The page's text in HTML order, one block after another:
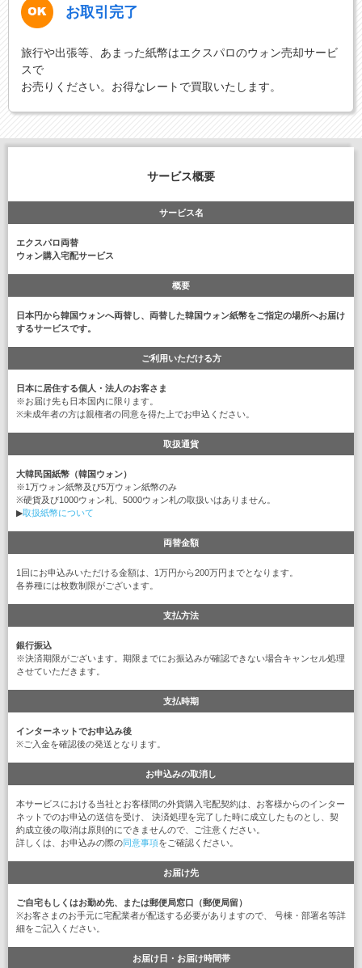
お取引完了
旅行や出張等、あまった紙幣はエクスパロのウォン売却サービ
スで
お売りください。お得なレートで買取いたします。
サービス概要
サービス名
エクスパロ両替
ウォン購入宅配サービス
概要
日本円から韓国ウォンへ両替し、両替した韓国ウォン紙幣をご指定の場所へお届け
するサービスです。
ご利用いただける方
日本に居住する個人・法人のお客さま
※お届け先も日本国内に限ります。
※未成年者の方は親権者の同意を得た上でお申込ください。
取扱通貨
大韓民国紙幣（韓国ウォン）
※1万ウォン紙幣及び5万ウォン紙幣のみ
※硬貨及び1000ウォン札、5000ウォン札の取扱いはありません。
▶取扱紙幣について
両替金額
1回にお申込みいただける金額は、1万円から200万円までとなります。
各券種には枚数制限がございます。
支払方法
銀行振込
※決済期限がございます。期限までにお振込みが確認できない場合キャンセル処理
させていただきます。
支払時期
インターネットでお申込み後
※ご入金を確認後の発送となります。
お申込みの取消し
本サービスにおける当社とお客様間の外貨購入宅配契約は、お客様からのインター
ネットでのお申込の送信を受け、 決済処理を完了した時に成立したものとし、契
約成立後の取消は原則的にできませんので、ご注意ください。
詳しくは、お申込みの際の同意事項をご確認ください。
お届け先
ご自宅もしくはお勤め先、または郵便局窓口（郵便局留）
※お客さまのお手元に宅配業者が配送する必要がありますので、 号棟・部署名等詳
細をご記入ください。
お届け日・お届け時間帯